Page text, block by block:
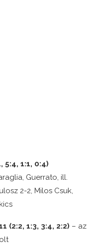
1:1, 0:4)
Guerrato, ill.
2-2, Milos Csuk,
(2:2, 1:3, 3:4, 2:2) – az